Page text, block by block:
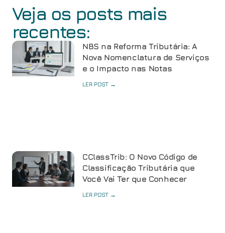
Veja os posts mais
recentes:
NBS na Reforma Tributária: A
Nova Nomenclatura de Serviços
e o Impacto nas Notas
LER POST →
CClassTrib: O Novo Código de
Classificação Tributária que
Você Vai Ter que Conhecer
LER POST →